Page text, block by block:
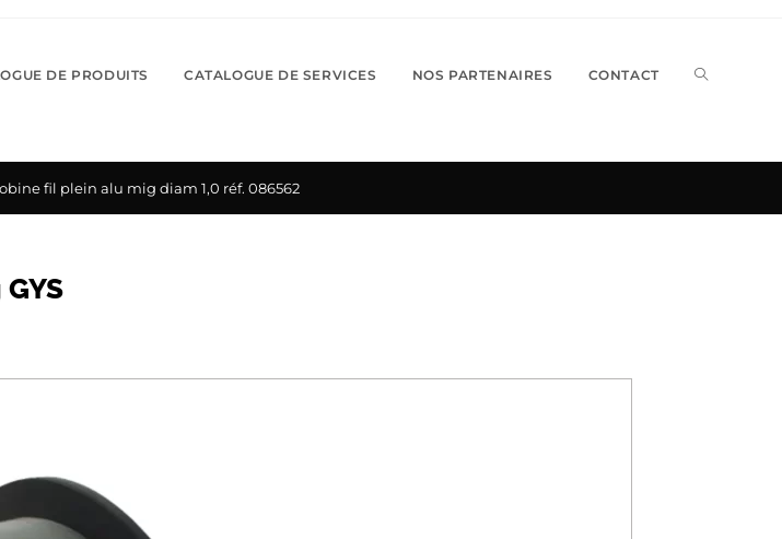
DE PRODUITS CATALOGUE DE SERVICES NOS PARTENAIRES CONTACT TOGGLE
WEBSITE
fil plein alu mig diam 1,0 réf. 086562